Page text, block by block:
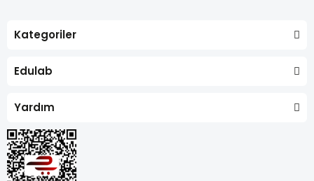
Kategoriler
Edulab
Yardım